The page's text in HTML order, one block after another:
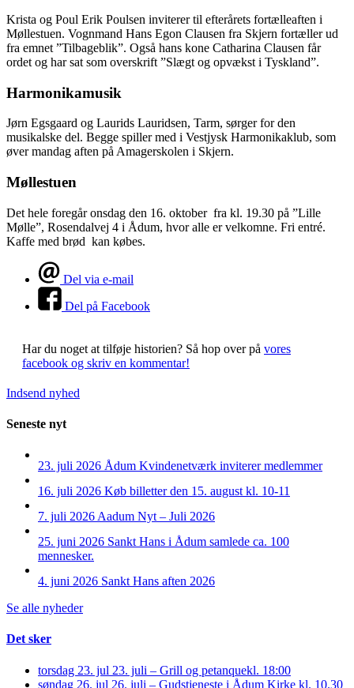
Krista og Poul Erik Poulsen inviterer til efterårets fortælleaften i
Møllestuen. Vognmand Hans Egon Clausen fra Skjern fortæller ud
fra emnet ”Tilbageblik”. Også hans kone Catharina Clausen får
ordet og har sat som overskrift ”Slægt og opvækst i Tyskland”.
Harmonikamusik
Jørn Egsgaard og Laurids Lauridsen, Tarm, sørger for den
musikalske del. Begge spiller med i Vestjysk Harmonikaklub, som
øver mandag aften på Amagerskolen i Skjern.
Møllestuen
Det hele foregår onsdag den 16. oktober fra kl. 19.30 på ”Lille
Mølle”, Rosendalvej 4 i Ådum, hvor alle er velkomne. Fri entré.
Kaffe med brød kan købes.
Del via e-mail
Del på Facebook
Har du noget at tilføje historien? Så hop over på vores
facebook og skriv en kommentar!
Indsend nyhed
Seneste nyt
23. juli 2026 Ådum Kvindenetværk inviterer medlemmer
16. juli 2026 Køb billetter den 15. august kl. 10-11
7. juli 2026 Aadum Nyt – Juli 2026
25. juni 2026 Sankt Hans i Ådum samlede ca. 100
mennesker.
4. juni 2026 Sankt Hans aften 2026
Se alle nyheder
Det sker
torsdag 23. jul 23. juli – Grill og petanquekl. 18:00
søndag 26. jul 26. juli – Gudstjeneste i Ådum Kirke kl. 10.30